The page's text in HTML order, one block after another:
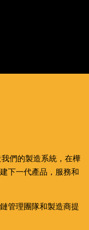
們的製造系統，在樺
下一代產品，服務和
管理團隊和製造商提